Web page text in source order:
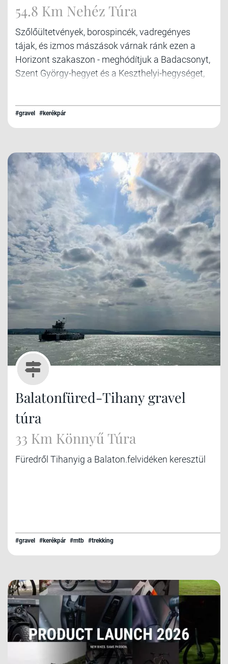
54.8 Km Nehéz Túra
Szőlőültetvények, borospincék, vadregényes
tájak, és izmos mászások várnak ránk ezen a
Horizont szakaszon - meghódítjuk a Badacsonyt,
Szent György-hegyet és a Keszthelyi-hegységet,
évszakban.
#gravel #kerékpár
Balatonfüred-Tihany gravel
túra
33 Km Könnyű Túra
Füredről Tihanyig a Balaton.felvidéken keresztül
#gravel #kerékpár #mtb #trekking